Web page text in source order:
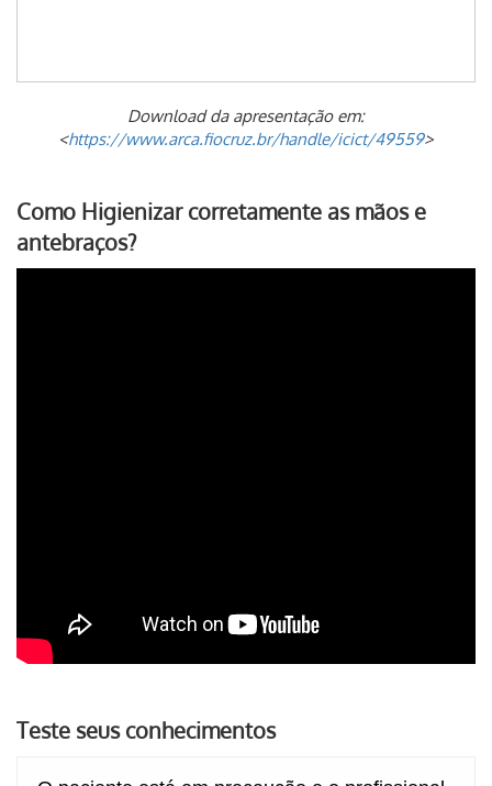
Download da apresentação em:
<https://www.arca.fiocruz.br/handle/icict/49559>
Como Higienizar corretamente as mãos e
antebraços?
Teste seus conhecimentos